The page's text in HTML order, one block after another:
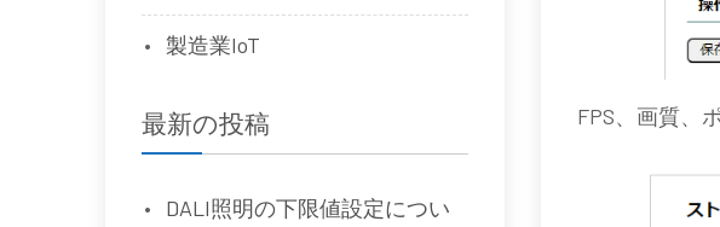
FPS、画質、
製造業IoT
最新の投稿
DALI照明の下限値設定につい